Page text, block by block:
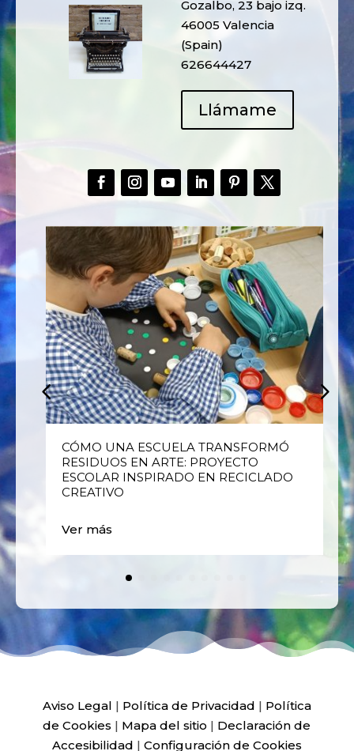
Gozalbo, 23 bajo izq.
46005 Valencia
(Spain)
626644427
Llámame
CÓMO UNA ESCUELA TRANSFORMÓ
RESIDUOS EN ARTE: PROYECTO
ESCOLAR INSPIRADO EN RECICLADO
CREATIVO
Ver más
Aviso Legal | Política de Privacidad | Política
de Cookies | Mapa del sitio | Declaración de
Accesibilidad | Configuración de Cookies